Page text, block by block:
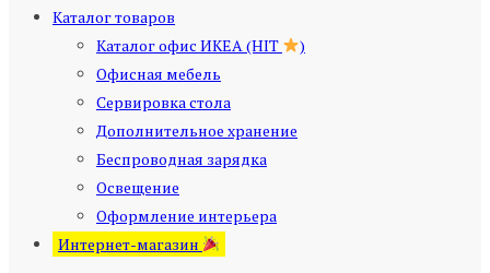
Каталог товаров
Каталог офис ИКЕА (HIT
)
Офисная мебель
Сервировка стола
Дополнительное хранение
Беспроводная зарядка
Освещение
Оформление интерьера
Интернет-магазин